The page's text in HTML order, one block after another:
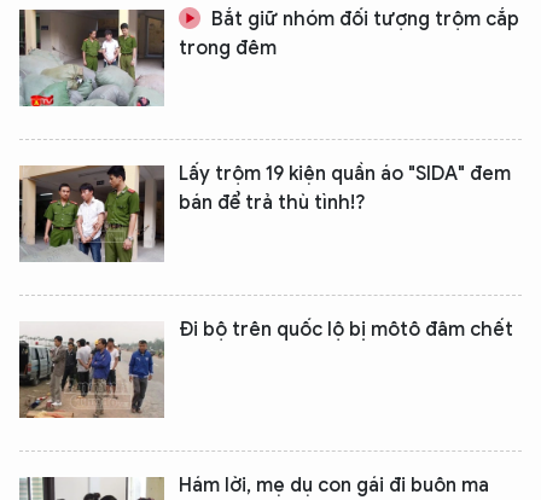
Bắt giữ nhóm đối tượng trộm cắp
trong đêm
Lấy trộm 19 kiện quần áo "SIDA" đem
bán để trả thù tình!?
Đi bộ trên quốc lộ bị môtô đâm chết
Hám lời, mẹ dụ con gái đi buôn ma